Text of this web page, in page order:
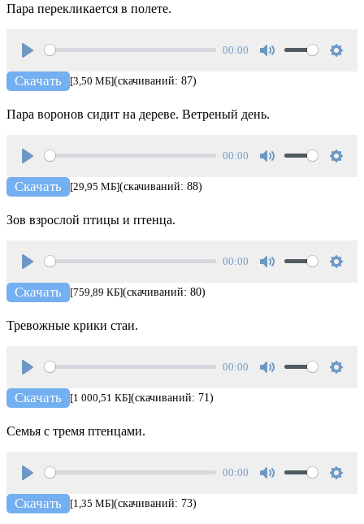
Пара перекликается в полете.
Play
00:00
Скачать [3,50 МБ](скачиваний: 87)
Пара воронов сидит на дереве. Ветреный день.
Play
00:00
Скачать [29,95 МБ](скачиваний: 88)
Зов взрослой птицы и птенца.
Play
00:00
Скачать [759,89 КБ](скачиваний: 80)
Тревожные крики стаи.
Play
00:00
Скачать [1 000,51 КБ](скачиваний: 71)
Семья с тремя птенцами.
Play
00:00
Скачать [1,35 МБ](скачиваний: 73)